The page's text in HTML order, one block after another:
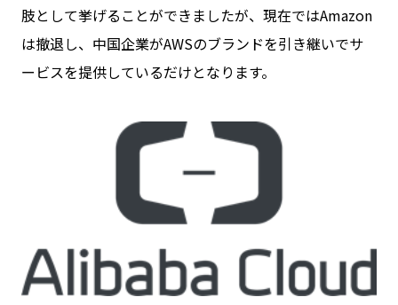
肢として挙げることができましたが、現在ではAmazon
は撤退し、中国企業がAWSのブランドを引き継いでサ
ービスを提供しているだけとなります。